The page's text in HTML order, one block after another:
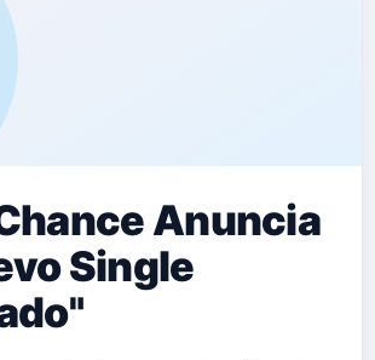
Anuncia
Single